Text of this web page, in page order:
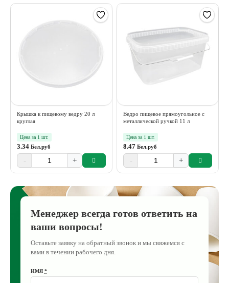
Крышка к пищевому ведру 20 л
круглая
Цена за 1 шт.
3.34 Бел.руб
- +
Ведро пищевое прямоугольное с
металлической ручкой 11 л
Цена за 1 шт.
8.47 Бел.руб
- +
Менеджер всегда готов ответить на
ваши вопросы!
Оставьте заявку на обратный звонок и мы свяжемся с
вами в течении рабочего дня.
ИМЯ *